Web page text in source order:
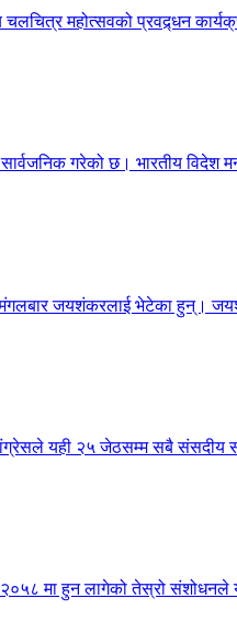
महोत्सवको प्रवद्र्धन
गरेको छ। भारतीय
मंगलबार जयशंकरलाई भेटेका हुन्।
यही २५ जेठसम्म सबै संसदीय
मा हुन लागेको तेस्रो संशोधनले